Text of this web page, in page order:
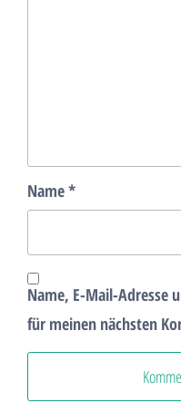
Name*
Name, E-Mail-Adresse
für meinen nächsten